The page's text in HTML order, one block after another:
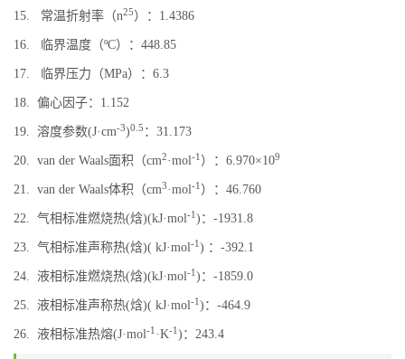
15. 常温折射率（n25）：1.4386
16. 临界温度（ºC）：448.85
17. 临界压力（MPa）：6.3
18. 偏心因子：1.152
19. 溶度参数(J·cm-3)0.5 ：31.173
20. van der Waals面积（cm2·mol-1 ）：6.970×109
21. van der Waals体积（cm3·mol-1 ）：46.760
22. 气相标准燃烧热(焓)(kJ·mol-1 )：-1931.8
23. 气相标准声称热(焓)( kJ·mol-1 ) ：-392.1
24. 液相标准燃烧热(焓)(kJ·mol-1 )：-1859.0
25. 液相标准声称热(焓)( kJ·mol-1 )：-464.9
26. 液相标准热熔(J·mol-1 ·K-1 )：243.4